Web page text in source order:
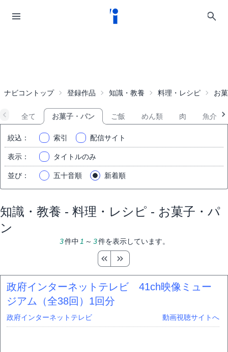
ナビコントップ 登録作品 知識・教養 料理・レシピ お
全て お菓子・パン ご飯 めん類 肉 魚介
絞込 ： 索引 配信サイト
表示 ： タイトルのみ
並び ： 五十音順 新着順
知識・教養 - 料理・レシピ - お菓子・パ
ン
3件中 1 ～ 3件を表示しています。
政府インターネットテレビ 41ch映像ミュー
ジアム（全38回） 1回分
政府インターネットテレビ 動画視聴サイトへ